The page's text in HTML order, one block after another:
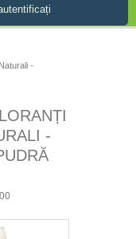
-
ÎN
-
-